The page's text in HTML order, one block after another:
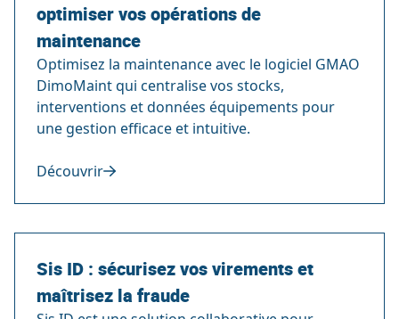
optimiser vos opérations de
maintenance
Optimisez la maintenance avec le logiciel GMAO
DimoMaint qui centralise vos stocks,
interventions et données équipements pour
une gestion efficace et intuitive.
Découvrir
Sis ID : sécurisez vos virements et
maîtrisez la fraude